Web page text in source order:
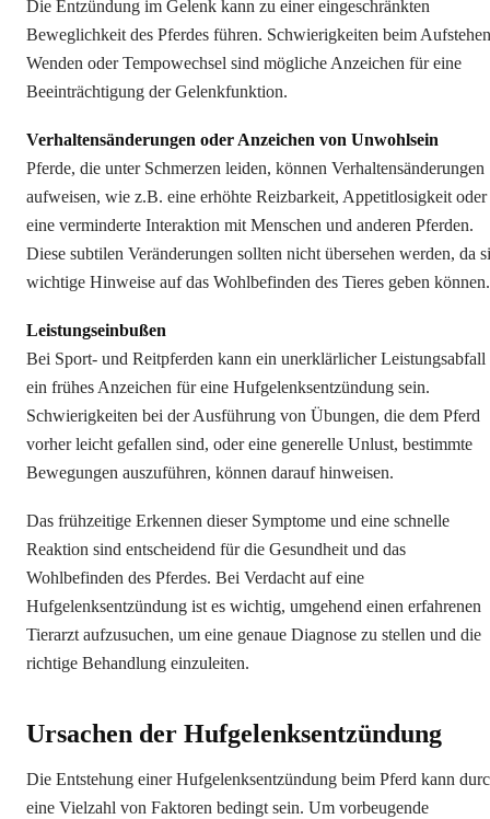
Die Entzündung im Gelenk kann zu einer eingeschränkten
Beweglichkeit des Pferdes führen. Schwierigkeiten beim
Wenden oder Tempowechsel sind mögliche Anzeichen für eine
Beeinträchtigung der Gelenkfunktion.
Verhaltensänderungen oder Anzeichen von Unwohlsein
Pferde, die unter Schmerzen leiden, können Verhaltensänderungen
aufweisen, wie z.B. eine erhöhte Reizbarkeit, Appetitlosigkeit oder
eine verminderte Interaktion mit Menschen und anderen Pferden.
Diese subtilen Veränderungen sollten nicht übersehen werden, da
wichtige Hinweise auf das Wohlbefinden des Tieres geben können.
Leistungseinbußen
Bei Sport- und Reitpferden kann ein unerklärlicher Leistungsabfall
ein frühes Anzeichen für eine Hufgelenksentzündung sein.
Schwierigkeiten bei der Ausführung von Übungen, die dem Pferd
vorher leicht gefallen sind, oder eine generelle Unlust, bestimmte
Bewegungen auszuführen, können darauf hinweisen.
Das frühzeitige Erkennen dieser Symptome und eine schnelle
Reaktion sind entscheidend für die Gesundheit und das
Wohlbefinden des Pferdes. Bei Verdacht auf eine
Hufgelenksentzündung ist es wichtig, umgehend einen erfahrenen
Tierarzt aufzusuchen, um eine genaue Diagnose zu stellen und die
richtige Behandlung einzuleiten.
Ursachen der Hufgelenksentzündung
Die Entstehung einer Hufgelenksentzündung beim Pferd kann
eine Vielzahl von Faktoren bedingt sein. Um vorbeugende